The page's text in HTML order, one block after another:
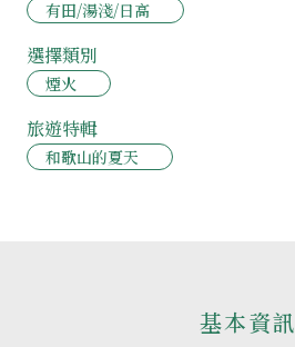
有田/湯淺/日高
選擇類別
煙火
旅遊特輯
和歌山的夏天
基本資訊